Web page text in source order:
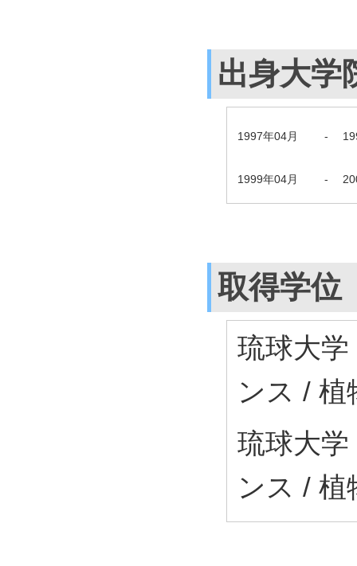
出身大学
1997年04月 -
1999年04月 -
取得学位
琉球大
ンス / 植
琉球大
ンス / 植